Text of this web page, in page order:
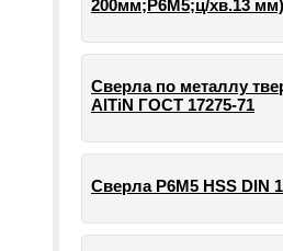
200мм;Р6М5;ц/хв.13 мм)
Сверла по металлу
AlTiN ГОСТ 17275-71
Сверла Р6М5 HSS DIN